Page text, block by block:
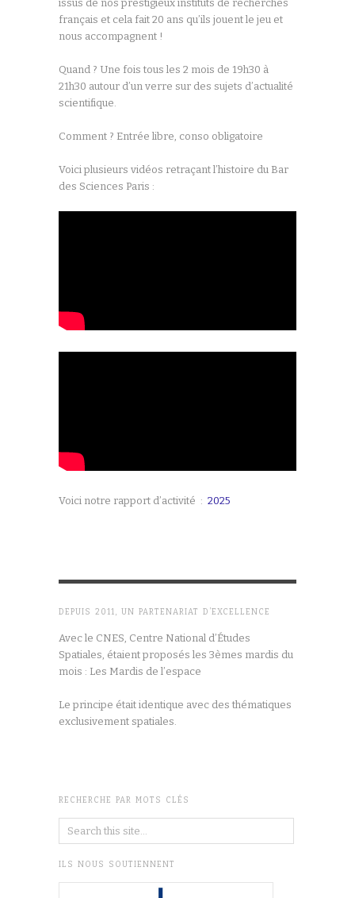
issus de nos prestigieux instituts de recherches
français et cela fait 20 ans qu’ils jouent le jeu et
nous accompagnent !
Quand ? Une fois tous les 2 mois de 19h30 à
21h30 autour d’un verre sur des sujets d’actualité
scientifique.
Comment ? Entrée libre, conso obligatoire
Voici plusieurs vidéos retraçant l’histoire du Bar
des Sciences Paris :
Voici notre rapport d’activité : 2025
DEPUIS 2011, UN PARTENARIAT D’EXCELLENCE
Avec le CNES, Centre National d’Études
Spatiales, étaient proposés les 3èmes mardis du
mois : Les Mardis de l’espace
Le principe était identique avec des thématiques
exclusivement spatiales.
RECHERCHE PAR MOTS CLÉS
ILS NOUS SOUTIENNENT